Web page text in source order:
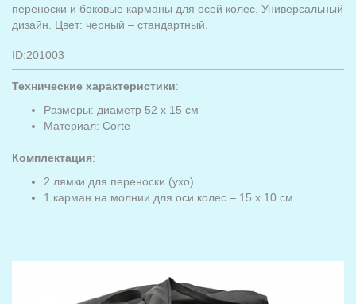
переноски и боковые карманы для осей колес. Универсальный
дизайн. Цвет: черный – стандартный.
ID:201003
Технические характеристики:
Размеры: диаметр 52 x 15 см
Материал: Corte
Комплектация:
2 лямки для переноски (ухо)
1 карман на молнии для оси колес – 15 x 10 см